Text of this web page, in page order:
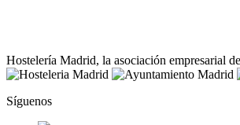
Hostelería Madrid, la asociación empresarial
Síguenos